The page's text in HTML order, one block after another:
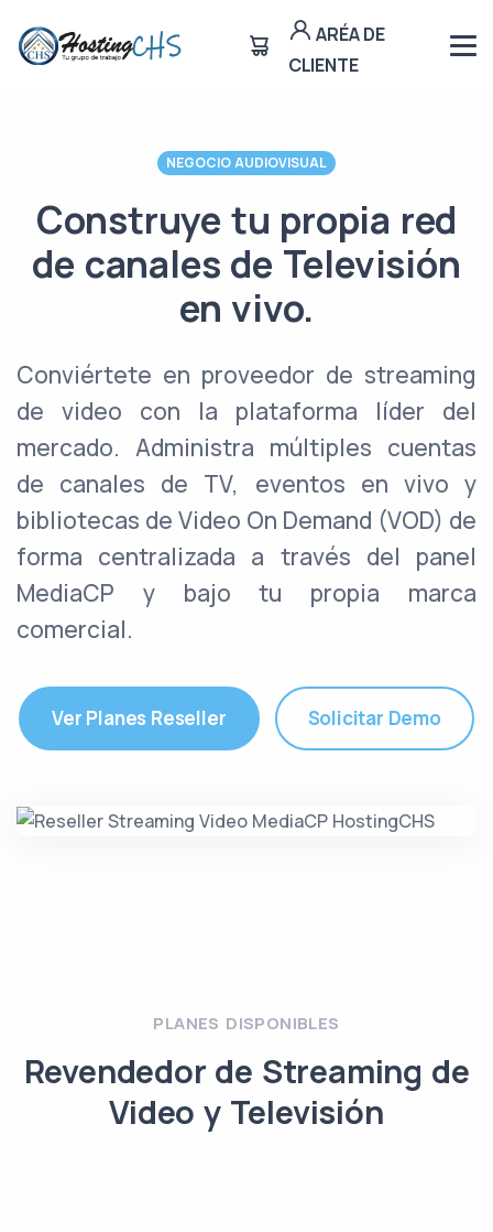
ARÉA DE
CLIENTE
NEGOCIO AUDIOVISUAL
Construye tu propia red
de canales de Televisión
en vivo.
Conviértete en proveedor de streaming
de video con la plataforma líder del
mercado. Administra múltiples cuentas
de canales de TV, eventos en vivo y
bibliotecas de Video On Demand (VOD) de
forma centralizada a través del panel
MediaCP y bajo tu propia marca
comercial.
Ver Planes Reseller Solicitar Demo
PLANES DISPONIBLES
Revendedor de Streaming de
Video y Televisión